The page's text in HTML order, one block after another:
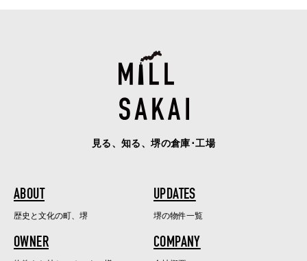
見る、知る、堺の倉庫･工場
ABOUT
歴史と文化の町、堺
UPDATES
堺の物件一覧
OWNER COMPANY